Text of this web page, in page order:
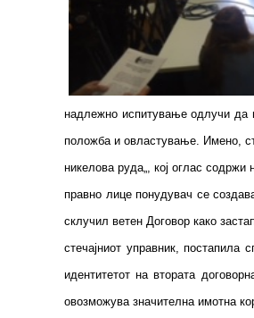
надлежно испитување одлучи да
положба и овластување. Имено,
никелова руда„, кој оглас
правно лице понудувач се
склучил ветен Договор како
стечајниот управник,
идентитетот на втората
овозможува значителна имотна